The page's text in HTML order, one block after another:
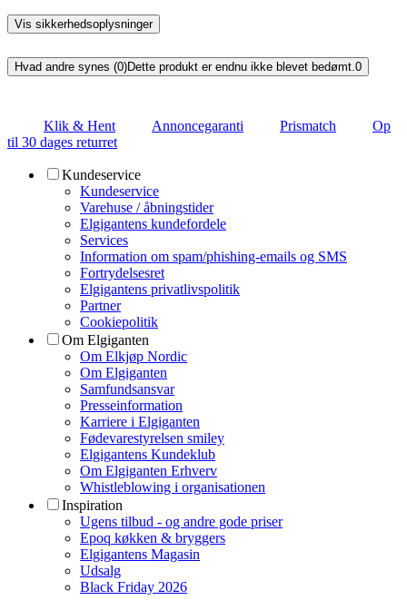
Vis sikkerhedsoplysninger
Hvad andre synes (0)Dette produkt er endnu ikke blevet bedømt. 0
Klik & Hent Annoncegaranti Prismatch
Op
til 30 dages returret
Kundeservice
Kundeservice
Varehuse / åbningstider
Elgigantens kundefordele
Services
Information om spam/phishing-emails og SMS
Fortrydelsesret
Elgigantens privatlivspolitik
Partner
Cookiepolitik
Om Elgiganten
Om Elkjøp Nordic
Om Elgiganten
Samfundsansvar
Presseinformation
Karriere i Elgiganten
Fødevarestyrelsen smiley
Elgigantens Kundeklub
Om Elgiganten Erhverv
Whistleblowing i organisationen
Inspiration
Ugens tilbud - og andre gode priser
Epoq køkken & bryggers
Elgigantens Magasin
Udsalg
Black Friday 2026